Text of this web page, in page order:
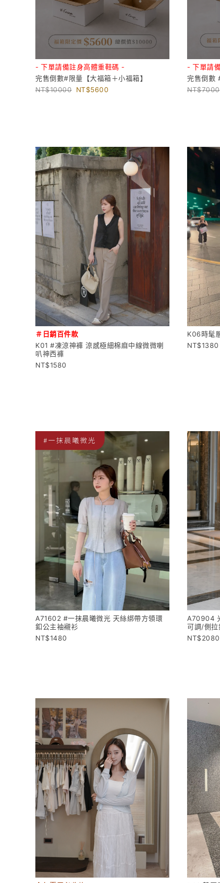
- 下單請備註身高體重鞋碼 -
完售倒數#限量【大福箱＋小福箱】
10000
5600
- 下單請
完售倒數
7000
＃日銷百件款
K01 #凍涼神褲 涼感極細棉麻中線微微喇
叭神西褲
1580
K06時髦
1380
A71602 #一抹晨曦微光 天絲綁帶方領環
釦公主袖襯衫
1480
A70904
可調/側拉
2080